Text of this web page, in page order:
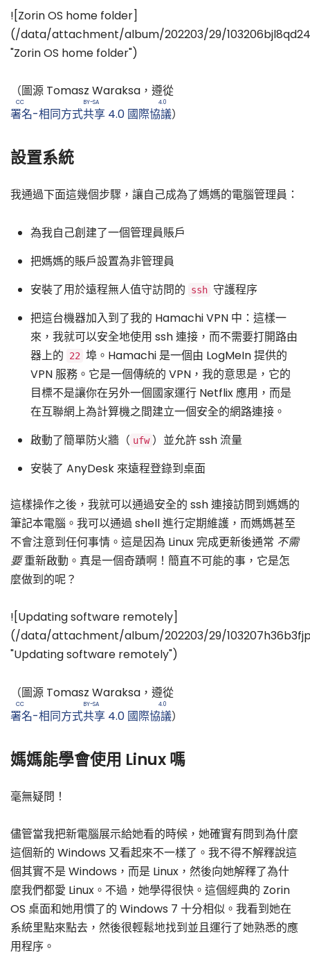
![Zorin OS home folder]
(/data/attachment/album/202203/29/
"Zorin OS home folder")
（圖源 Tomasz Waraksa，遵從
署名-相同方式共享 4.0 國際協議
CC BY-SA 4.0
）
設置系統
我通過下面這幾個步驟，讓自己成為了媽媽的電腦管理員：
為我自己創建了一個管理員賬戶
把媽媽的賬戶設置為非管理員
安裝了用於遠程無人值守訪問的
ssh 守護程序
把這台機器加入到了我的 Hamachi VPN 中：這樣一
來，我就可以安全地使用 ssh 連接，而不需要打開路由
器上的
22 埠。Hamachi 是一個由 LogMeIn 提供的
VPN 服務。它是一個傳統的 VPN，我的意思是，它的
目標不是讓你在另外一個國家運行 Netflix 應用，而是
在互聯網上為計算機之間建立一個安全的網路連接。
啟動了簡單防火牆（ ufw ）並允許 ssh 流量
安裝了 AnyDesk 來遠程登錄到桌面
這樣操作之後，我就可以通過安全的 ssh 連接訪問到媽媽的
筆記本電腦。我可以通過 shell 進行定期維護，而媽媽甚至
不會注意到任何事情。這是因為 Linux 完成更新後通常 不需
要重新啟動。真是一個奇蹟啊！簡直不可能的事，它是怎
麼做到的呢？
![Updating software remotely]
(/data/attachment/album/202203/29/
"Updating software remotely")
（圖源 Tomasz Waraksa，遵從
署名-相同方式共享 4.0 國際協議
CC BY-SA 4.0
）
媽媽能學會使用 Linux 嗎
毫無疑問！
儘管當我把新電腦展示給她看的時候，她確實有問到為什麼
這個新的 Windows 又看起來不一樣了。我不得不解釋說這
個其實不是 Windows，而是 Linux，然後向她解釋了為什
麼我們都愛 Linux。不過，她學得很快。這個經典的 Zorin
OS 桌面和她用慣了的 Windows 7 十分相似。我看到她在
系統里點來點去，然後很輕鬆地找到並且運行了她熟悉的應
用程序。